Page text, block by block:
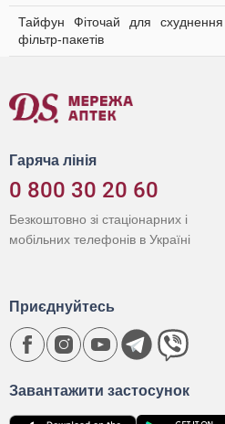
Тайфун Фіточай для
фільтр-пакетів
Гаряча лінія
0 800 30 20 60
Безкоштовно зі стаціонарних і
мобільних телефонів в Україні
Завантажити застосунок
Приєднуйтесь